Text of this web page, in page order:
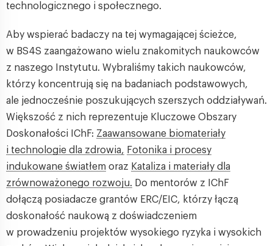
technologicznego i społecznego.
Aby wspierać badaczy na tej wymagającej ścieżce,
w BS4S zaangażowano wielu znakomitych naukowców
z naszego Instytutu. Wybraliśmy takich naukowców,
którzy koncentrują się na badaniach podstawowych,
ale jednocześnie poszukujących szerszych oddziaływań.
Większość z nich reprezentuje Kluczowe Obszary
Doskonałości IChF: Zaawansowane biomateriały
i technologie dla zdrowia, Fotonika i procesy
indukowane światłem oraz Kataliza i materiały dla
zrównoważonego rozwoju. Do mentorów z IChF
dołączą posiadacze grantów ERC/EIC, którzy łączą
doskonałość naukową z doświadczeniem
w prowadzeniu projektów wysokiego ryzyka i wysokich